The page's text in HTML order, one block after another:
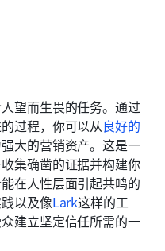
望而生畏的任务。通过
过程，你可以从良好的
大的营销资产。这是一
集确凿的证据并构建你
在人性层面引起共鸣的
以及像Lark这样的工
建立坚定信任所需的一